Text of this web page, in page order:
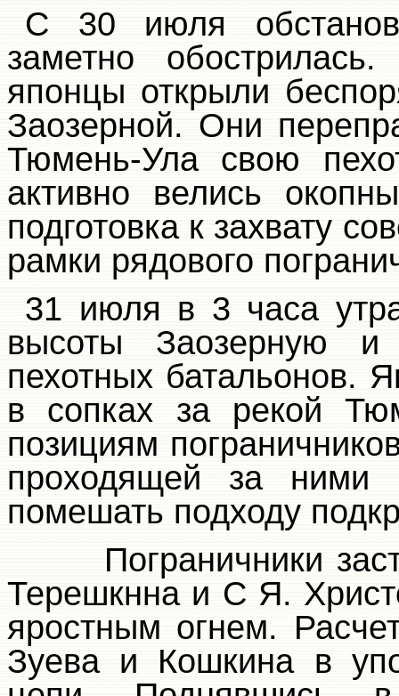
С 30 июля
заметно
японцы открыли
Заозерной. Они
Тюмень-Ула свою
активно велись
подготовка к захвату
рамки рядового
31 июля в 3 часа
высоты Заозерную
пехотных батальонов.
в сопках за рекой
позициям
проходящей за ними
помешать подходу
Пограничники
Терешкнна и С Я.
яростным огнем.
Зуева и Кошкина в